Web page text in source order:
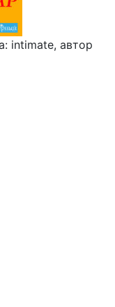
intimate, автор